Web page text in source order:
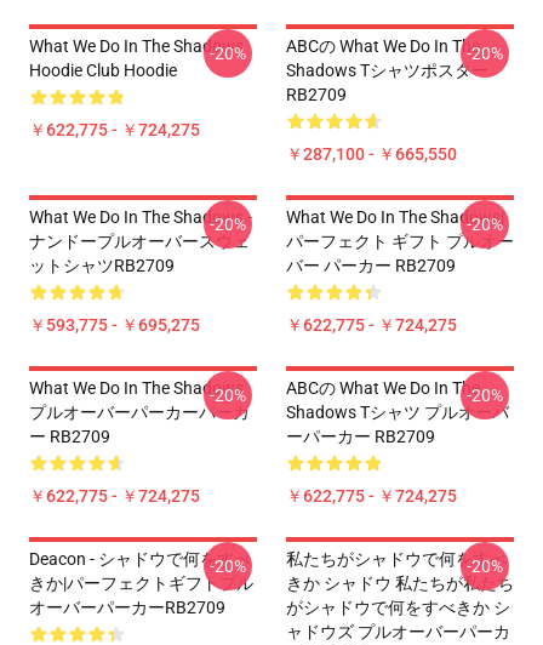
What We Do In The Shadows
Hoodie Club Hoodie
￥622,775 - ￥724,275
-20%
ABCの What We Do In The
Shadows Tシャツポスター
RB2709
￥287,100 - ￥665,550
-20%
What We Do In The Shadows -
ナンドープルオーバースウェ
ットシャツRB2709
￥593,775 - ￥695,275
-20%
What We Do In The Shadows|
パーフェクト ギフト プルオー
バー パーカー RB2709
￥622,775 - ￥724,275
-20%
What We Do In The Shadows
プルオーバーパーカーパーカ
ー RB2709
￥622,775 - ￥724,275
-20%
ABCの What We Do In The
Shadows Tシャツ プルオーバ
ーパーカー RB2709
￥622,775 - ￥724,275
-20%
Deacon - シャドウで何をすべ
きか|パーフェクトギフトプル
オーバーパーカーRB2709
-20%
私たちがシャドウで何をすべ
きか シャドウ 私たちが私たち
がシャドウで何をすべきか シ
ャドウズ プルオーバーパーカ
-20%